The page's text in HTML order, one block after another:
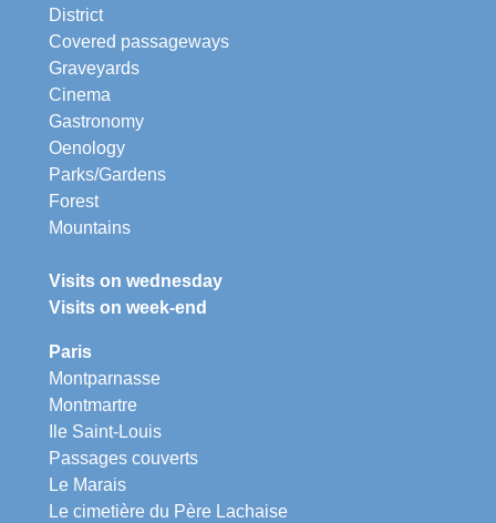
District
Covered passageways
Graveyards
Cinema
Gastronomy
Oenology
Parks/Gardens
Forest
Mountains
Visits on wednesday
Visits on week-end
Paris
Montparnasse
Montmartre
Ile Saint-Louis
Passages couverts
Le Marais
Le cimetière du Père Lachaise